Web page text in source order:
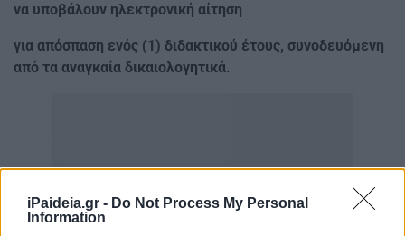
iPaideia.gr - Do Not Process My Personal
Information
να υποβάλουν ηλεκτρονική αίτηση
για απόσπαση ενός (1) διδακτικού έτους, συνοδευόμενη
από τα αναγκαία δικαιολογητικά.